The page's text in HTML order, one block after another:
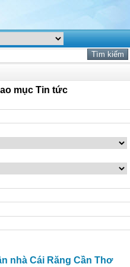
mục Tin tức
nhà Cái Răng Cần Thơ